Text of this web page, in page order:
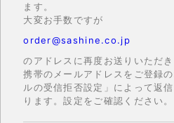
ます。
大変お手数ですが
order@sashine.co.jp
のアドレスに再度お送りいただ
携帯のメールアドレスをご登録
ルの受信拒否設定」によって返
ります。設定をご確認ください。